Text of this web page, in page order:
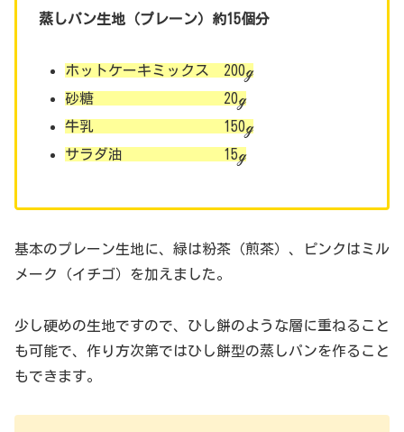
蒸しパン生地（プレーン）約15個分
ホットケーキミックス 200ℊ
砂糖 20ℊ
牛乳 150ℊ
サラダ油 15ℊ
基本のプレーン生地に、緑は粉茶（煎茶）、ピンクはミル
メーク（イチゴ）を加えました。
少し硬めの生地ですので、ひし餅のような層に重ねること
も可能で、作り方次第ではひし餅型の蒸しパンを作ること
もできます。